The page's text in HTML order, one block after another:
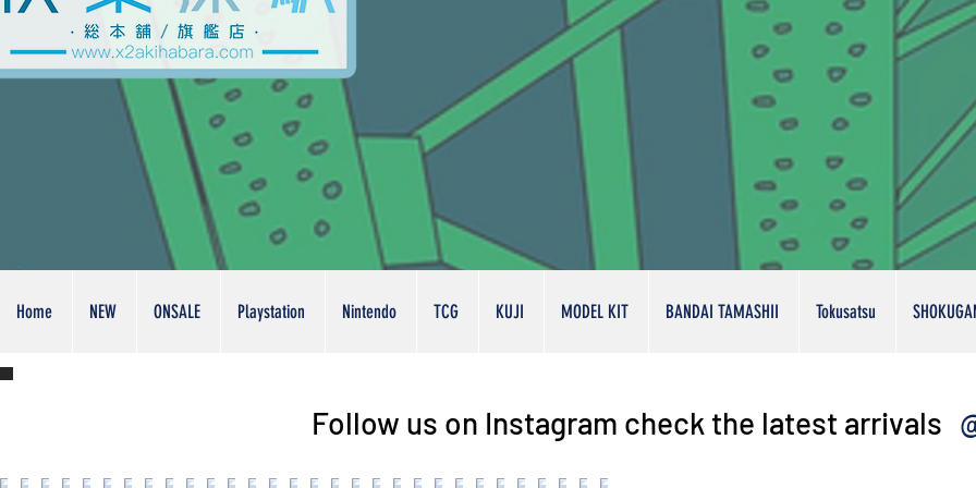
Home NEW ONSALE Playstation Nintendo TCG KUJI MODEL KIT BANDAI TAMASHII Tokusatsu
Follow us on Instagram check the latest arrivals